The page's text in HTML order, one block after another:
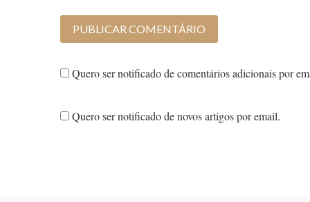
Quero ser notificado de comentários adicionais por
Quero ser notificado de novos artigos por email.